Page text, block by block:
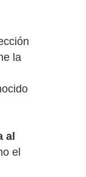
la
al
el